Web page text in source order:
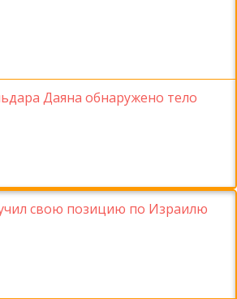
Даяна обнаружено тело
свою позицию по Израилю